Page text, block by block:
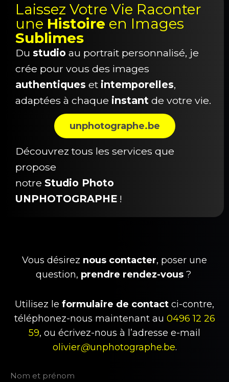
Laissez Votre Vie Raconter
une Histoire en Images
Sublimes
Du studio au portrait personnalisé, je
crée pour vous des images
authentiques et intemporelles,
adaptées à chaque instant de votre vie.
unphotographe.be
Découvrez tous les services que
propose
notre Studio Photo
UNPHOTOGRAPHE !
Vous désirez nous contacter, poser une
question, prendre rendez-vous?
Utilisez le formulaire de contact ci-contre,
téléphonez-nous maintenant au 0496 12 26
59, ou écrivez-nous à l’adresse e-mail
olivier@unphotographe.be.
Nom et prénom